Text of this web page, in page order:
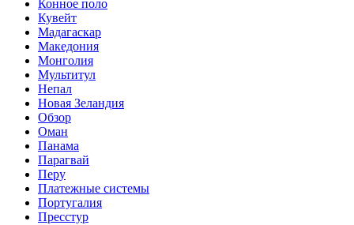
Конное поло
Кувейт
Мадагаскар
Македония
Монголия
Мультитул
Непал
Новая Зеландия
Обзор
Оман
Панама
Парагвай
Перу
Платежные системы
Португалия
Пресстур